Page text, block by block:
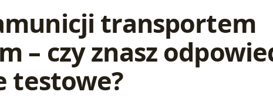
transportem
– czy znasz
testowe?